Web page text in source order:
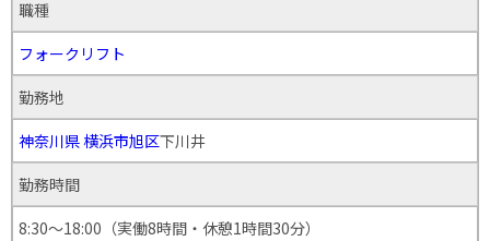
職種
フォークリフト
勤務地
神奈川県横浜市旭区下川井
勤務時間
8:30～18:00（実働8時間・休憩1時間30分）